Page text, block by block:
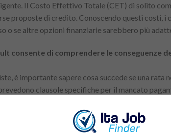
Il Costo Effettivo Totale (CET) di solito
proposte di credito. Conoscendo questi costi, i
o se altre opzioni finanziarie sarebbero più
consente di comprendere le conseguenze
è importante sapere cosa succede se una rata
clausole specifiche per il mancato
interessi di mora e altre sanzioni.
che autorizzano la riscossione giudiziale